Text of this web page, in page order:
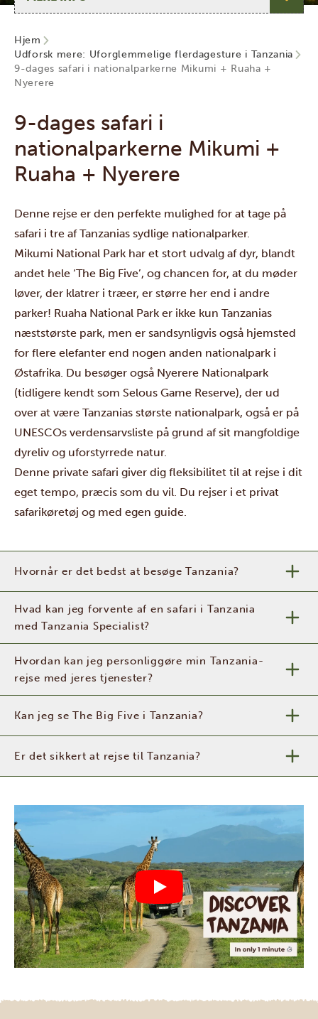
Hjem
Udforsk mere: Uforglemmelige flerdagesture i Tanzania
9-dages safari i nationalparkerne Mikumi + Ruaha +
Nyerere
9-dages safari i
nationalparkerne Mikumi +
Ruaha + Nyerere
Denne rejse er den perfekte mulighed for at tage på
safari i tre af Tanzanias sydlige nationalparker.
Mikumi National Park har et stort udvalg af dyr, blandt
andet hele ‘The Big Five’, og chancen for, at du møder
løver, der klatrer i træer, er større her end i andre
parker! Ruaha National Park er ikke kun Tanzanias
næststørste park, men er sandsynligvis også hjemsted
for flere elefanter end nogen anden nationalpark i
Østafrika. Du besøger også Nyerere Nationalpark
(tidligere kendt som Selous Game Reserve), der ud
over at være Tanzanias største nationalpark, også er på
UNESCOs verdensarvsliste på grund af sit mangfoldige
dyreliv og uforstyrrede natur.
Denne private safari giver dig fleksibilitet til at rejse i dit
eget tempo, præcis som du vil. Du rejser i et privat
safarikøretøj og med egen guide.
Hvornår er det bedst at besøge Tanzania?
Hvad kan jeg forvente af en safari i Tanzania
med Tanzania Specialist?
Hvordan kan jeg personliggøre min Tanzania-
rejse med jeres tjenester?
Kan jeg se The Big Five i Tanzania?
Er det sikkert at rejse til Tanzania?